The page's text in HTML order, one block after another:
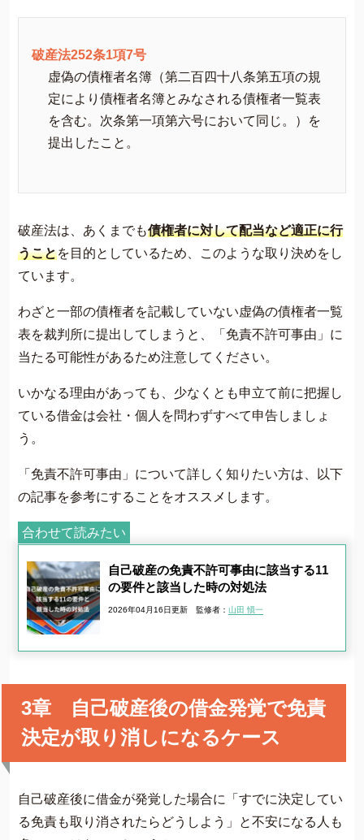
破産法252条1項7号
虚偽の債権者名簿（第二百四十八条第五項の規
定により債権者名簿とみなされる債権者一覧表
を含む。次条第一項第六号において同じ。）を
提出したこと。
破産法は、あくまでも債権者に対して配当など適正に行
うことを目的としているため、このような取り決めをし
ています。
わざと一部の債権者を記載していない虚偽の債権者一覧
表を裁判所に提出してしまうと、「免責不許可事由」に
当たる可能性があるため注意してください。
いかなる理由があっても、少なくとも申立て前に把握し
ている借金は会社・個人を問わずすべて申告しましょ
う。
「免責不許可事由」について詳しく知りたい方は、以下
の記事を参考にすることをオススメします。
合わせて読みたい
自己破産の免責不許可事由に該当する11
の要件と該当した時の対処法
2026年04月16日更新 監修者： 山田 愼一
3章 自己破産後の借金発覚で免責
決定が取り消しになるケース
自己破産後に借金が発覚した場合に「すでに決定してい
る免責も取り消されたらどうしよう」と不安になる人も